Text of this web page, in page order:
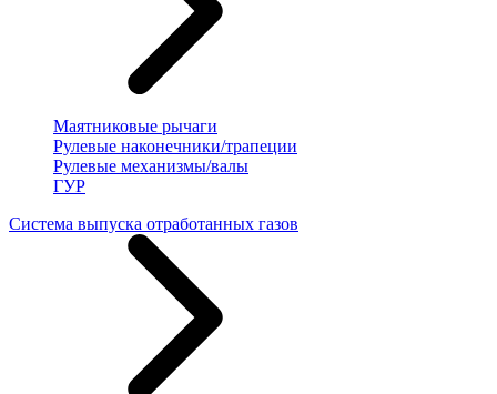
Маятниковые рычаги
Рулевые наконечники/трапеции
Рулевые механизмы/валы
ГУР
Система выпуска отработанных газов